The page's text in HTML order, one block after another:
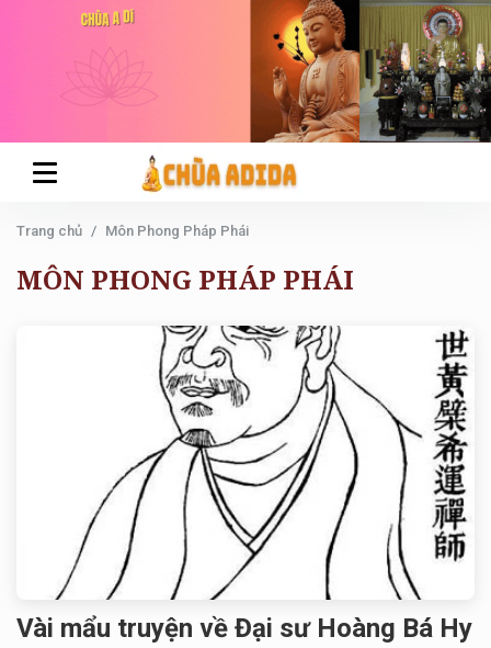
Trang chủ Môn Phong Pháp Phái
MÔN PHONG PHÁP PHÁI
Vài mẩu truyện về Đại sư Hoàng Bá Hy